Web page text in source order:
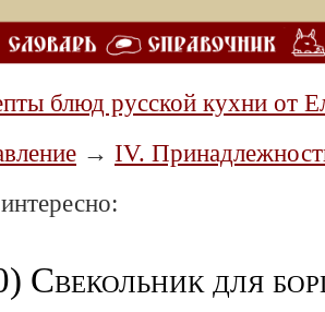
блюд русской кухни от
→ IV.
Свекольник для